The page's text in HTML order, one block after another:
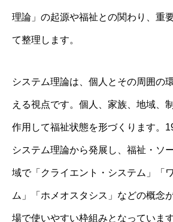
理論」の起源や福祉との関わり、重
て整理します。
システム理論は、個人とその周囲の
える視点です。個人、家族、地域、
作用して福祉状態を形づくります。
システム理論から発展し、福祉・ソ
域で「クライエント・システム」「
ム」「ホメオスタシス」などの概念
場で使いやすい枠組みとなっていま